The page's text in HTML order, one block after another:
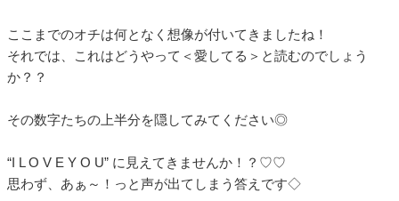
ここまでのオチは何となく想像が付いてきましたね！
それでは、これはどうやって＜愛してる＞と読むのでしょう
か？？
その数字たちの上半分を隠してみてください◎
“I L O V E Y O U” に見えてきませんか！？♡♡
思わず、あぁ～！っと声が出てしまう答えです◇